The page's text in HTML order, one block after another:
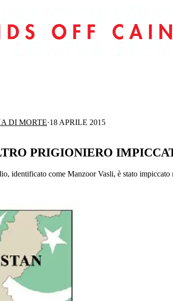
DI MORTE·18 APRILE 2015
PRIGIONIERO
identificato come Manzoor Vasli, è stato impiccato